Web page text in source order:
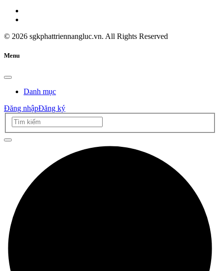
© 2026 sgkphattriennangluc.vn. All Rights Reserved
Menu
Danh mục
Đăng nhậpĐăng ký